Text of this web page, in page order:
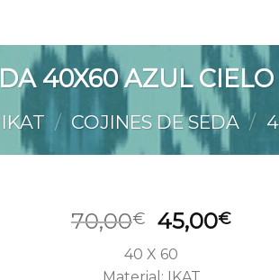
40X60 AZUL CIELO
/ COJINES DE SEDA /
70,00€
El
precio
original
45,00€El
40 X 60
Material: IKAT